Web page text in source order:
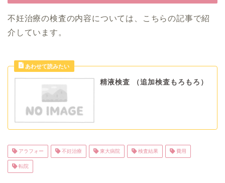
不妊治療の検査の内容については、こちらの記事で紹
介しています。
精液検査 （追加検査もろもろ）
アラフォー 不妊治療 東大病院 検査結果 費用
転院